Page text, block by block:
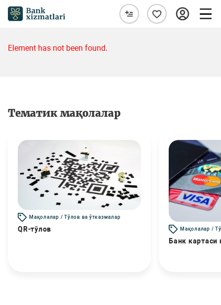
Element has not been found.
Тематик мақолалар
Мақолалар / Тўлов ва ўтказмалар
QR-тўлов Мақолалар /
Банк картаси